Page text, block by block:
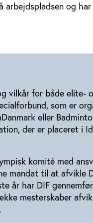
og
vilkår for både elite-
som er
eller
der er placeret i
komité med
mandat til at afvikle
år har DIF
mesterskaber